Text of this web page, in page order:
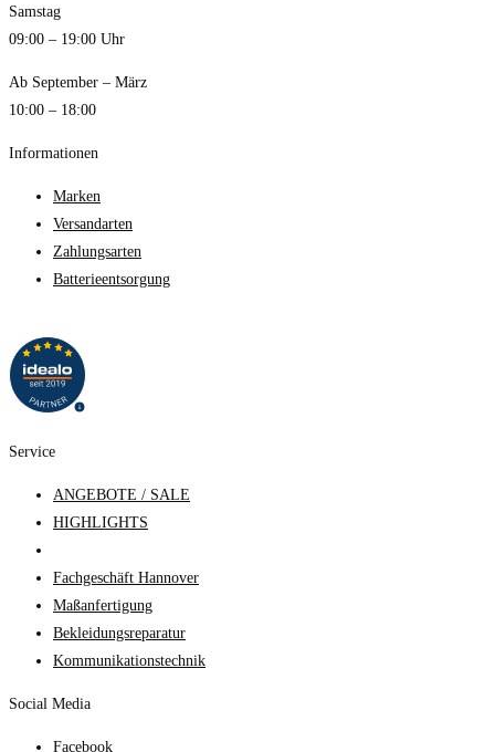
Samstag
09:00 – 19:00 Uhr
Ab September – März
10:00 – 18:00
Informationen
Marken
Versandarten
Zahlungsarten
Batterieentsorgung
Service
ANGEBOTE / SALE
HIGHLIGHTS
Fachgeschäft Hannover
Maßanfertigung
Bekleidungsreparatur
Kommunikationstechnik
Social Media
Facebook